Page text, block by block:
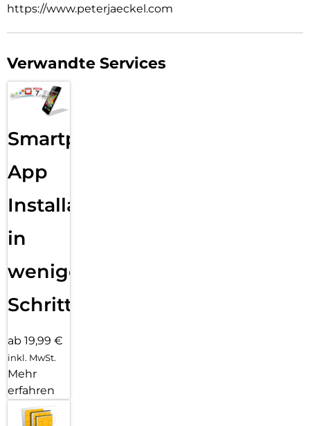
https://www.peterjaeckel.com
Verwandte Services
Smartphone
App
Installation
in
wenigen
Schritten
ab 19,99 €
inkl. MwSt.
Mehr
erfahren